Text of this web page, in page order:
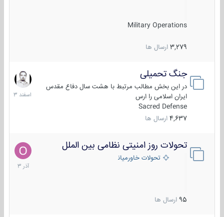
Military Operations
3,279 ارسال ها
جنگ تحمیلی
در این بخش مطالب مرتبط با هشت سال دفاع مقدس
ایران اسلامی را ارس
Sacred Defense
4,637 ارسال ها
20
اسفند
1403
تحولات روز امنیتی نظامی بین الملل
تحولات خاورمیانه
95 ارسال ها
21
آذر
1403